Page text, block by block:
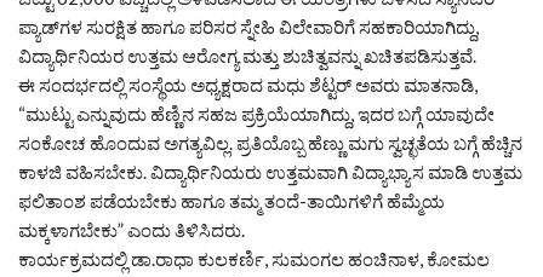
ಪ್ಯಾಡ್‌ಗಳ ಸುರಕ್ಷಿತ ಹಾಗೂ ಪರಿಸರ ಸ್ನೇಹಿ ವಿಲೇವಾರಿಗೆ ಸಹಕಾರಿಯಾಗಿದ್ದು,
ವಿದ್ಯಾರ್ಥಿನಿಯರ ಉತ್ತಮ ಆರೋಗ್ಯ ಮತ್ತು ಶುಚಿತ್ವವನ್ನು ಖಚಿತಪಡಿಸುತ್ತವೆ.
ಈ ಸಂದರ್ಭದಲ್ಲಿ ಸಂಸ್ಥೆಯ ಅಧ್ಯಕ್ಷರಾದ ಮಧು ಶೆಟ್ಟರ್ ಅವರು ಮಾತನಾಡಿ,
“ಮುಟ್ಟು ಎನ್ನುವುದು ಹೆಣ್ಣಿನ ಸಹಜ ಪ್ರಕ್ರಿಯೆಯಾಗಿದ್ದು, ಇದರ ಬಗ್ಗೆ ಯಾವುದೇ
ಸಂಕೋಚ ಹೊಂದುವ ಅಗತ್ಯವಿಲ್ಲ. ಪ್ರತಿಯೊಬ್ಬ ಹೆಣ್ಣು ಮಗು ಸ್ವಚ್ಛತೆಯ ಬಗ್ಗೆ ಹೆಚ್ಚಿನ
ಕಾಳಜಿ ವಹಿಸಬೇಕು. ವಿದ್ಯಾರ್ಥಿನಿಯರು ಉತ್ತಮವಾಗಿ ವಿದ್ಯಾಭ್ಯಾಸ ಮಾಡಿ ಉತ್ತಮ
ಫಲಿತಾಂಶ ಪಡೆಯಬೇಕು ಹಾಗೂ ತಮ್ಮ ತಂದೆ-ತಾಯಿಗಳಿಗೆ ಹೆಮ್ಮೆಯ
ಮಕ್ಕಳಾಗಬೇಕು” ಎಂದು ತಿಳಿಸಿದರು.
ಕಾರ್ಯಕ್ರಮದಲ್ಲಿ ಡಾ.ರಾಧಾ ಕುಲಕರ್ಣಿ, ಸುಮಂಗಲ ಹಂಚಿನಾಳ, ಕೋಮಲ